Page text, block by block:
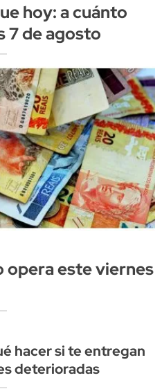
hoy: a cuánto
7 de agosto
opera este viernes
hacer si te entregan
deterioradas